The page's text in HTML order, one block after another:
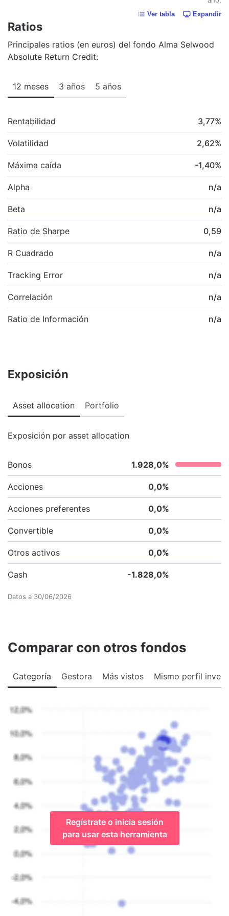
Ver tabla Expandir
Ratios
Principales ratios (en euros) del fondo Alma Selwood
Absolute Return Credit:
12 meses 3 años 5 años
Rentabilidad 3,77%
Volatilidad 2,62%
Máxima caída -1,40%
Alpha n/a
Beta n/a
Ratio de Sharpe 0,59
R Cuadrado n/a
Tracking Error n/a
Correlación n/a
Ratio de Información n/a
Exposición
Asset allocation Portfolio
Exposición por asset allocation
Bonos 1.928,0%
Acciones 0,0%
Acciones preferentes 0,0%
Convertible 0,0%
Otros activos 0,0%
Cash -1.828,0%
Datos a 30/06/2026
Comparar con otros fondos
Categoría Gestora Más vistos Mismo perfil
Regístrate o inicia sesión
para usar esta herramienta